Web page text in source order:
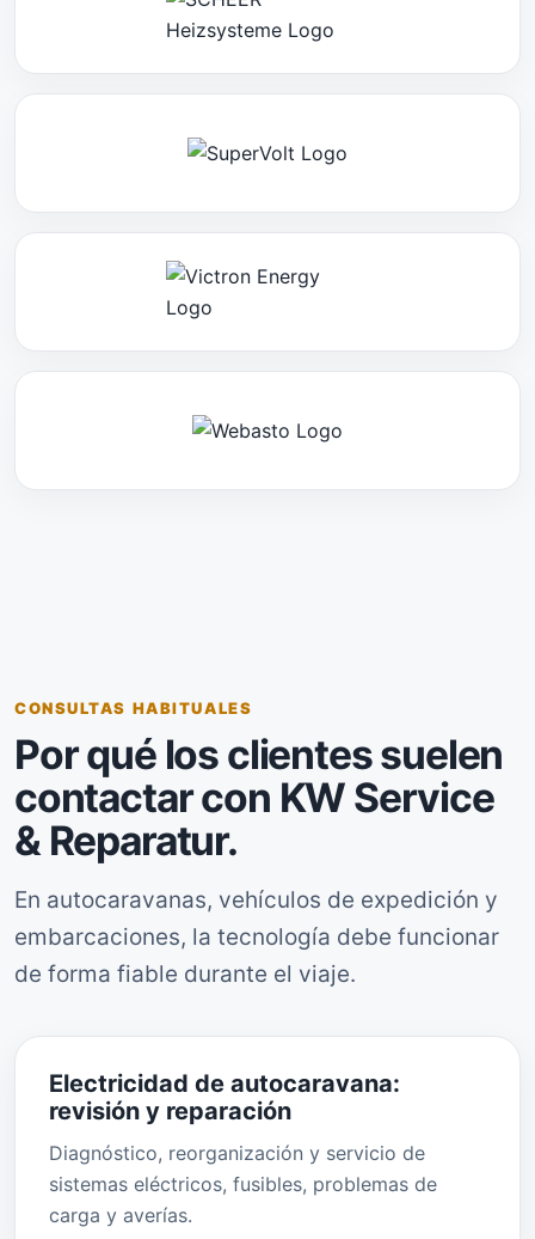
CONSULTAS HABITUALES
Por qué los clientes suelen
contactar con KW Service
& Reparatur.
En autocaravanas, vehículos de expedición y
embarcaciones, la tecnología debe funcionar
de forma fiable durante el viaje.
Electricidad de autocaravana:
revisión y reparación
Diagnóstico, reorganización y servicio de
sistemas eléctricos, fusibles, problemas de
carga y averías.